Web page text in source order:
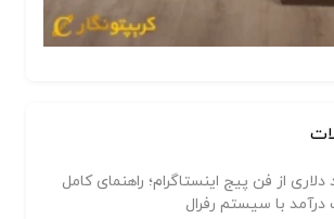
دلاری از فن پیج اینستاگرام؛ راهنمای کامل
با سیستم رفرال